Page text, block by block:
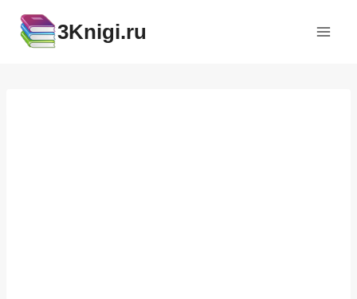
содержимому
3Knigi.ru